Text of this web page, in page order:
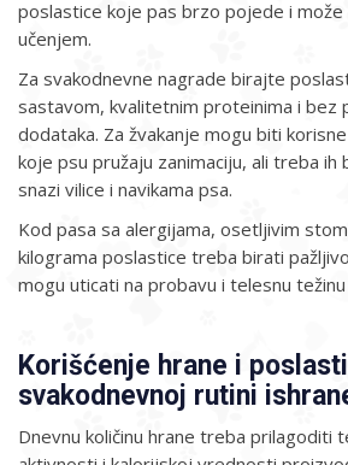
poslastice koje pas brzo pojede i može
učenjem.
Za svakodnevne nagrade birajte
sastavom, kvalitetnim proteinima i bez
dodataka. Za žvakanje mogu biti
koje psu pružaju zanimaciju, ali treba ih
snazi vilice i navikama psa.
Kod pasa sa alergijama, osetljivim
kilograma poslastice treba birati
mogu uticati na probavu i telesnu
Korišćenje hrane i
svakodnevnoj rutini
Dnevnu količinu hrane treba prilagoditi